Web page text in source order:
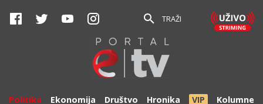
TRAŽI
Politika Ekonomija Društvo Hronika VIP Kolumne